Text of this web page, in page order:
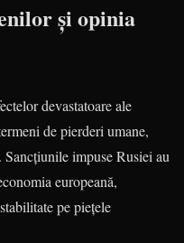
și opinia
devastatoare ale
de pierderi umane,
impuse Rusiei au
europeană,
pe piețele